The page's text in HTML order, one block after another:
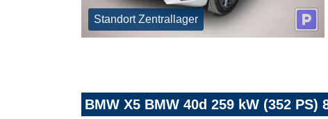
Standort Zentrallager
BMW X5 BMW 40d 259 kW (352